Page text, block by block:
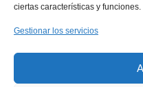
ciertas características y funciones.
Gestionar los servicios
Política de privacidad
Política de cookies